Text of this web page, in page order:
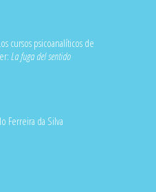
cursos psicoanalíticos de
La fuga del sentido
Ferreira da Silva